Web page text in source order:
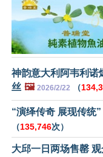
神韵意大利阿韦利诺
丝 🖼️ 2026/2/22 （
“演绎传奇 展现传统
（135,746次）
大邱一日两场售罄